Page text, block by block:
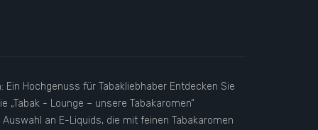
Hochgenuss für Tabakliebhaber Entdecken Sie
„Tabak - Lounge – unsere Tabakaromen“
an E-Liquids, die mit feinen Tabakaromen